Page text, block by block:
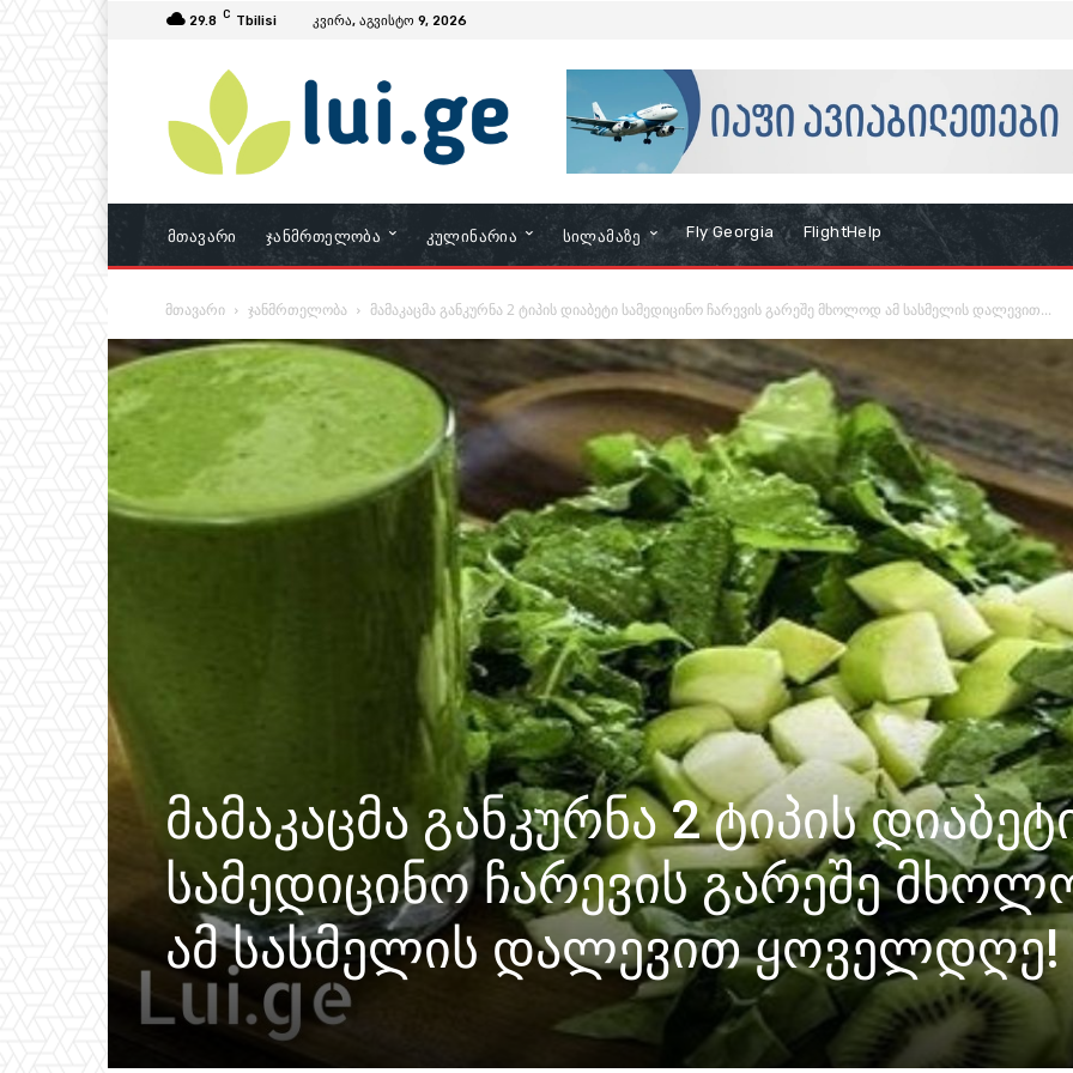
29.8 C Tbilisi კვირა, აგვისტო 9, 2026
Მთავარი Ჯანმრთელობა Კულინარია Სილამაზე Fly Georgia FlightHelp
მთავარი ჯანმრთელობა მამაკაცმა განკურნა 2 ტიპის დიაბეტი სამედიცინო ჩარევის გარეშე მხოლოდ ამ სასმელის დალევით...
მამაკაცმა განკურნა 2 ტიპის
სამედიცინო ჩარევის გარეშე
ამ სასმელის დალევით ყოველდღე!